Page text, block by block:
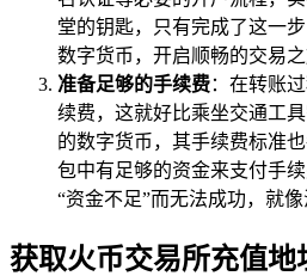
堂的钥匙，只有完成了这一
数字货币，开启顺畅的交易之
准备足够的手续费：在转账
续费，这就好比乘坐交通工
的数字货币，其手续费标准
包中有足够的资金来支付手
“资金不足”而无法成功，就
获取火币交易所充值地